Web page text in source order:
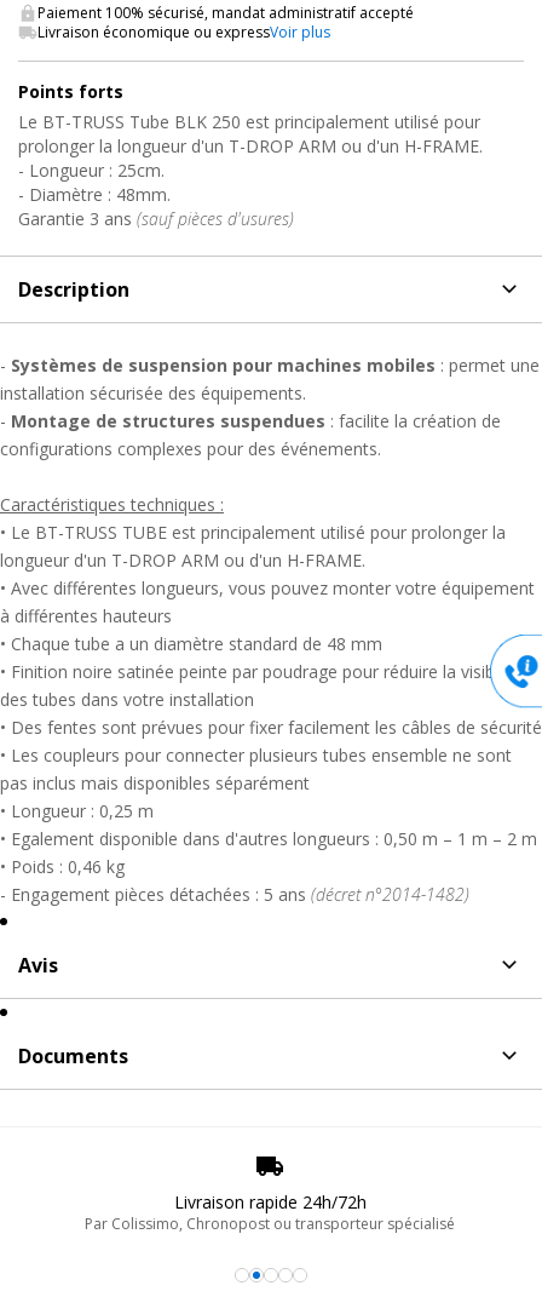
Paiement 100% sécurisé, mandat administratif accepté
Livraison économique ou expressVoir plus
Points forts
Le BT-TRUSS Tube BLK 250 est principalement utilisé pour
prolonger la longueur d'un T-DROP ARM ou d'un H-FRAME.
- Longueur : 25cm.
- Diamètre : 48mm.
Garantie 3 ans (sauf pièces d'usures)
Description
alu, BT-TRUSS TUBE BLK 250 Contestage
Le BT-TRUSS Tube BLK 250 est un support en aluminium de
0,25 m, conçu pour prolonger la longueur d'un T-DROP ARM ou
parfaitement aux structures alu noires, offrant des solutions de
montage et de fixation adaptées à divers environnements :
-Stands d'exposition: idéal pour ajuster la hauteur des
présentations dans les showrooms.
- Systèmes de suspension pour machines mobiles : permet une
installation sécurisée des équipements.
- Montage de structures suspendues : facilite la création de
configurations complexes pour des événements.
Caractéristiques techniques :
• Le BT-TRUSS TUBE est principalement utilisé pour prolonger la
longueur d'un T-DROP ARM ou d'un H-FRAME.
• Avec différentes longueurs, vous pouvez monter votre équipement
à différentes hauteurs
• Chaque tube a un diamètre standard de 48 mm
• Finition noire satinée peinte par poudrage pour réduire la visibilité
des tubes dans votre installation
• Des fentes sont prévues pour fixer facilement les câbles de sécurité
• Les coupleurs pour connecter plusieurs tubes ensemble ne sont
pas inclus mais disponibles séparément
• Longueur : 0,25 m
• Egalement disponible dans d'autres longueurs : 0,50 m – 1 m – 2 m
• Poids : 0,46 kg
- Engagement pièces détachées : 5 ans (décret n°2014-1482)
Avis
Documents
BT-TRUSS TUBE BLK 250 -
CONTESTAGE, Support alu noir de 25cm et diam.
48mm
Livraison rapide 24h/72h
Par Colissimo, Chronopost ou transporteur spécialisé